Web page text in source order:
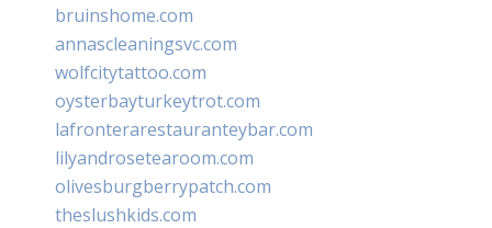
bruinshome.com
annascleaningsvc.com
wolfcitytattoo.com
oysterbayturkeytrot.com
lafronterarestauranteybar.com
lilyandrosetearoom.com
olivesburgberrypatch.com
theslushkids.com